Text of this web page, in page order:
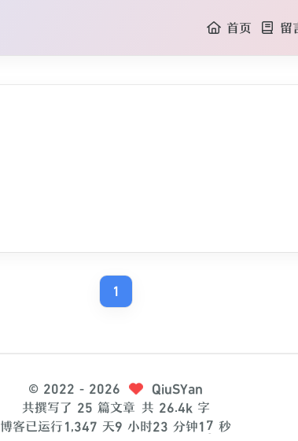
首页 留
1
© 2022 - 2026
QiuSYan
共撰写了 25 篇文章 共 26.4k 字
博客已运行 1,347 天9 小时23 分钟1
7
8 秒